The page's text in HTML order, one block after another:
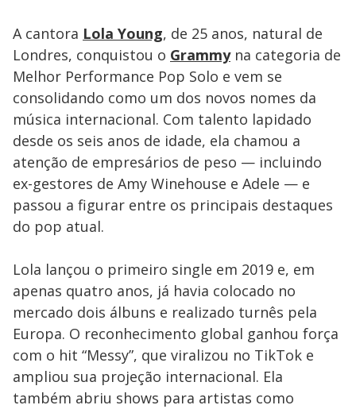
A cantora Lola Young, de 25 anos, natural de
Londres, conquistou o Grammyna categoria de
Melhor Performance Pop Solo e vem se
consolidando como um dos novos nomes da
música internacional. Com talento lapidado
desde os seis anos de idade, ela chamou a
atenção de empresários de peso — incluindo
ex-gestores de Amy Winehouse e Adele — e
passou a figurar entre os principais destaques
do pop atual.
Lola lançou o primeiro single em 2019 e, em
apenas quatro anos, já havia colocado no
mercado dois álbuns e realizado turnês pela
Europa. O reconhecimento global ganhou força
com o hit “Messy”, que viralizou no TikTok e
ampliou sua projeção internacional. Ela
também abriu shows para artistas como